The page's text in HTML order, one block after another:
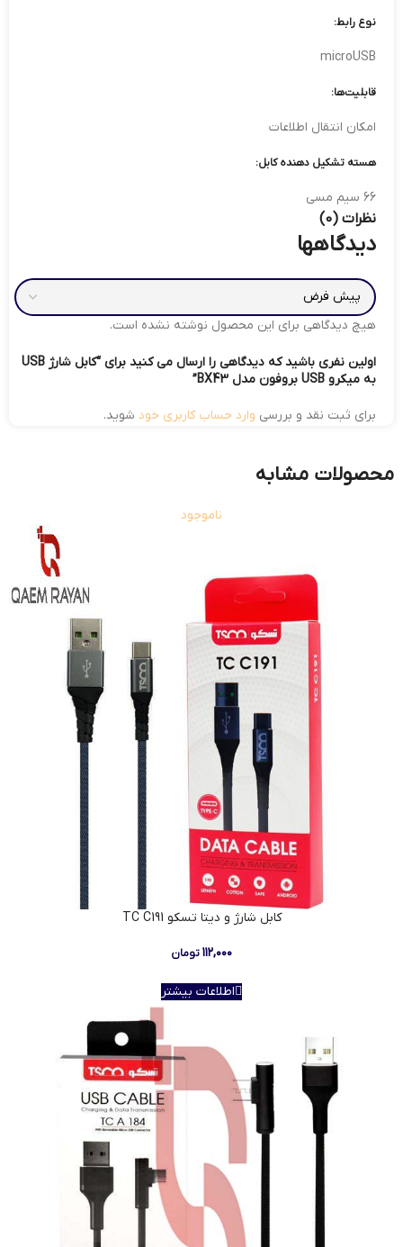
نوع رابط:
microUSB
قابلیت‌ها:
امکان انتقال اطلاعات
هسته تشکیل دهنده کابل:
66 سیم مسی
نظرات (0)
دیدگاهها
هیچ دیدگاهی برای این محصول نوشته نشده است.
اولین نفری باشید که دیدگاهی را ارسال می کنید برای “کابل شارژ USB
به میکرو USB بروفون مدل BX43”
برای ثبت نقد و بررسی وارد حساب کاربری خود شوید.
محصولات مشابه
ناموجود
كابل شارژ و دیتا تسکو TC C191
۱۱۲,۰۰۰تومان
اطلاعات بیشتر